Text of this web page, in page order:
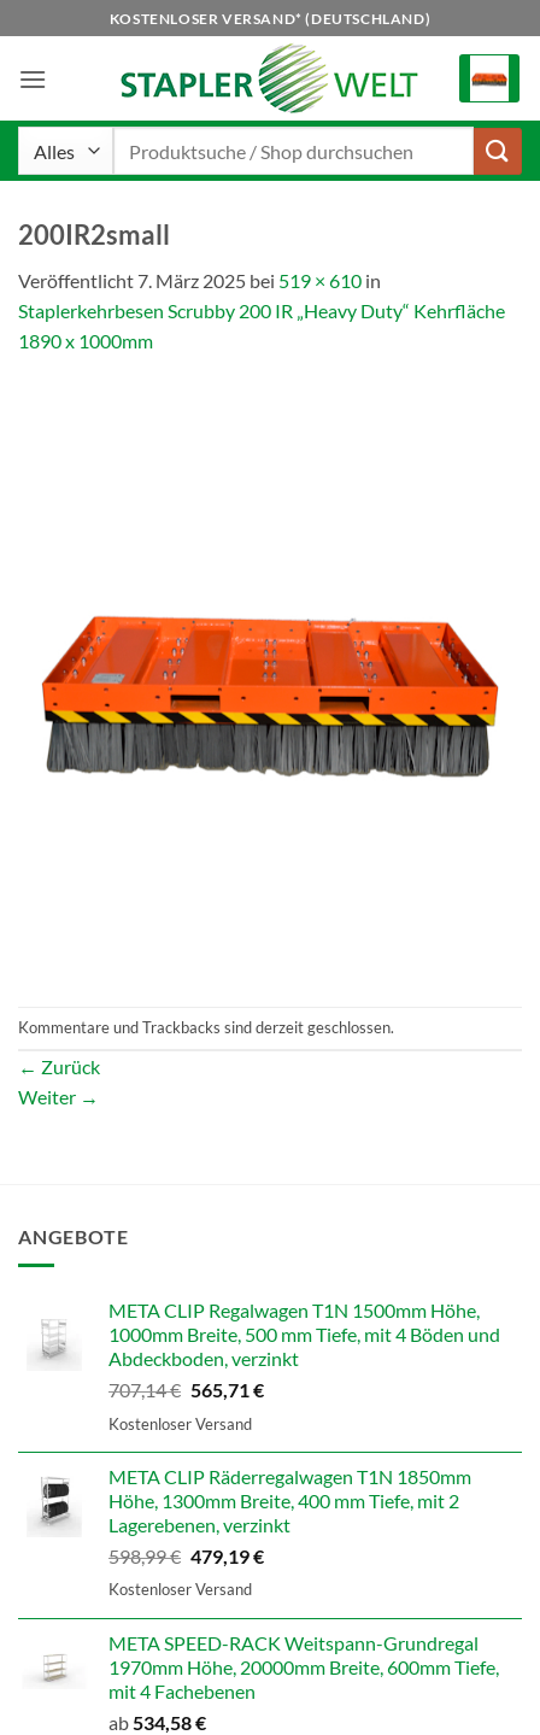
Inhalt
springen
KOSTENLOSER VERSAND* (DEUTSCHLAND)
200IR2small
Veröffentlicht 7. März 2025 bei 519 × 610 in
Staplerkehrbesen Scrubby 200 IR „Heavy Duty“ Kehrfläche
1890 x 1000mm
Kommentare und Trackbacks sind derzeit geschlossen.
← Zurück
Weiter →
ANGEBOTE
META CLIP Regalwagen T1N 1500mm Höhe,
1000mm Breite, 500 mm Tiefe, mit 4 Böden und
Abdeckboden, verzinkt
707,14€ Ursprünglicher
Preis
565,71€Aktueller
Kostenloser Versand
META CLIP Räderregalwagen T1N 1850mm
Höhe, 1300mm Breite, 400 mm Tiefe, mit 2
Lagerebenen, verzinkt
598,99€ Ursprünglicher
Preis
479,19€Aktueller
Kostenloser Versand
META SPEED-RACK Weitspann-Grundregal
1970mm Höhe, 20000mm Breite, 600mm Tiefe,
mit 4 Fachebenen
ab 534,58€